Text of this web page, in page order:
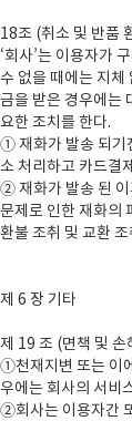
18조 (취소 및 반품
‘회사’는 이용자가
수 없을 때에는 지체
금을 받은 경우에는
요한 조치를 한다.
① 재화가 발송 되기
소 처리하고 카드결
② 재화가 발송 된 이
문제로 인한 재화의
환불 조취 및 교환
제 6 장 기타
제 19 조 (면책 및 손
①천재지변 또는 이
우에는 회사의 서비
②회사는 이용자간